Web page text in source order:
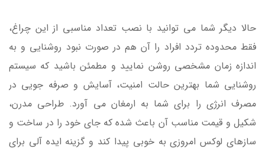
حالا دیگر شما می توانید با نصب تعداد مناسبی از این چراغ،
فقط محدوده تردد افراد را آن هم در صورت نبود روشنایی و به
اندازه زمان مشخصی روشن نمایید و مطمئن باشید که سیستم
روشنایی شما بهترین حالت امنیت، آسایش و صرفه جویی در
مصرف انرژی را برای شما به ارمغان می آورد. طراحی مدرن،
شکیل و قیمت مناسب آن باعث شده که جای خود را در ساخت و
سازهای لوکس امروزی به خوبی پیدا کند و گزینه ایده آلی برای